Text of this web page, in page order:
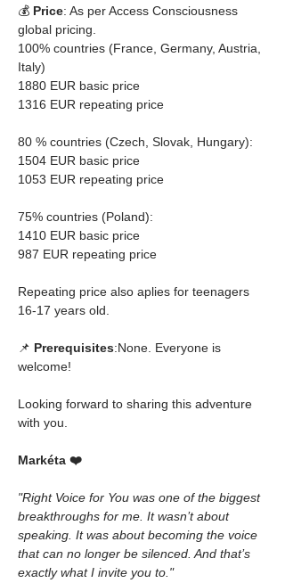
💰 Price: As per Access Consciousness
global pricing.
100% countries (France, Germany, Austria,
Italy)
1880 EUR basic price
1316 EUR repeating price
80 % countries (Czech, Slovak, Hungary):
1504 EUR basic price
1053 EUR repeating price
75% countries (Poland):
1410 EUR basic price
987 EUR repeating price
Repeating price also aplies for teenagers
16-17 years old.
📌 Prerequisites:None. Everyone is
welcome!
Looking forward to sharing this adventure
with you.
Markéta ❤️
"Right Voice for You was one of the biggest
breakthroughs for me. It wasn’t about
speaking. It was about becoming the voice
that can no longer be silenced. And that’s
exactly what I invite you to."